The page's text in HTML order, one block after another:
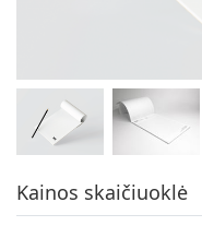
Kainos skaičiuoklė